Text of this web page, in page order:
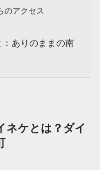
のアクセス
ありのままの南
ネケとは？ダイ